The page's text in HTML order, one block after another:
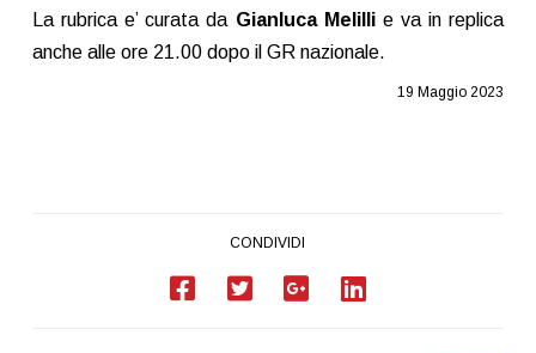
La rubrica e’ curata da Gianluca Melillie va in replica
anche alle ore 21.00 dopo il GR nazionale.
19 Maggio 2023
CONDIVIDI